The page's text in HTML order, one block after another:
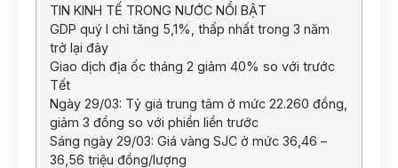
TIN KINH TẾ TRONG NƯỚC NỔI BẬT
GDP quý I chỉ tăng 5,1%, thấp nhất trong 3 năm
trở lại đây
Giao dịch địa ốc tháng 2 giảm 40% so với trước
Tết
Ngày 29/03: Tỷ giá trung tâm ở mức 22.260 đồng,
giảm 3 đồng so với phiền liền trước
Sáng ngày 29/03: Giá vàng SJC ở mức 36,46 –
36,56 triệu đồng/lượng